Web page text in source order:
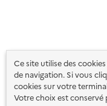
Ce site utilise des
de navigation. Si vous
cookies sur votre
Votre choix est